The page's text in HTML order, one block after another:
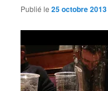
Publié le25 octobre 2013